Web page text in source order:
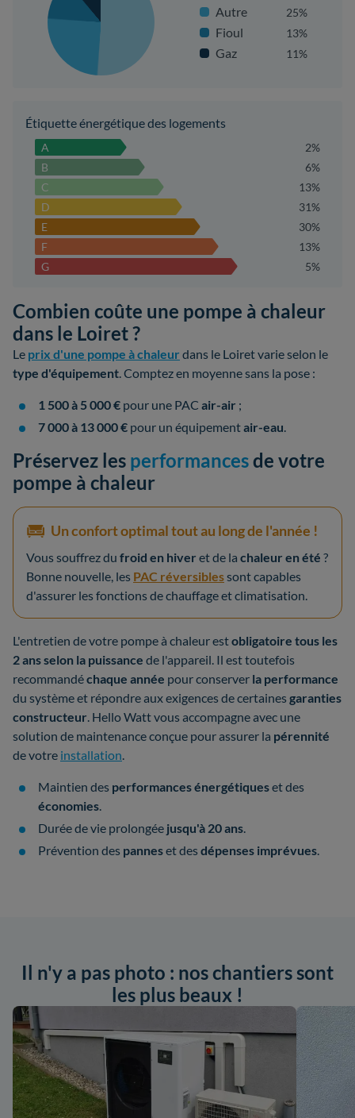
Autre 25%
Fioul 13%
Gaz 11%
Étiquette énergétique des logements
A
2%
B
6%
C
13%
D
31%
E
30%
F
13%
G
5%
Combien coûte une pompe à chaleur
dans le Loiret ?
Le prix d'une pompe à chaleur dans le Loiret varie selon le
type d'équipement. Comptez en moyenne sans la pose :
1 500 à 5 000 € pour une PAC air-air ;
7 000 à 13 000 € pour un équipementair-eau.
Préservez les performancesde votre
pompe à chaleur
Un confort optimal tout au long de l'année !
Vous souffrez du froid en hiver et de la chaleur en été ?
Bonne nouvelle, les PAC réversiblessont capables
d'assurer les fonctions de chauffage et climatisation.
L'entretien de votre pompe à chaleur estobligatoire tous les
2 ans selon la puissance de l'appareil. Il est toutefois
recommandéchaque année pour conserver la performance
du système et répondre aux exigences de certainesgaranties
constructeur. Hello Watt vous accompagne avec une
solution de maintenance conçue pour assurer la pérennité
de votre installation.
Maintien des performances énergétiqueset des
économies.
Durée de vie prolongée jusqu'à 20 ans.
Prévention des panneset desdépenses imprévues.
Il n'y a pas photo : nos chantiers sont
les plus beaux !